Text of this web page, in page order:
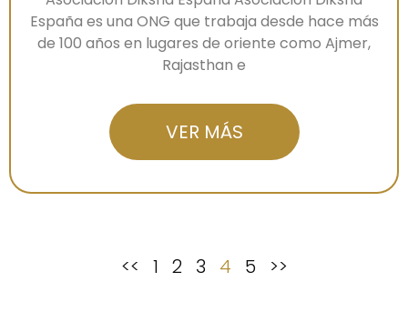
España es una ONG que trabaja desde hace más
de 100 años en lugares de oriente como Ajmer,
Rajasthan e
VER MÁS
<< 1 2 3 4 5 >>